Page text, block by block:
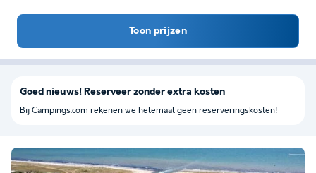
Toon prijzen
Goed nieuws! Reserveer zonder extra kosten
Bij Campings.com rekenen we helemaal geen reserveringskosten!